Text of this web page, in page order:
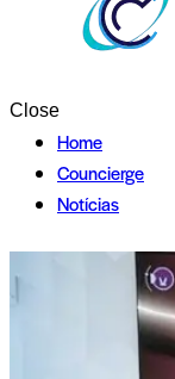
Close
Home
Councierge
Notícias